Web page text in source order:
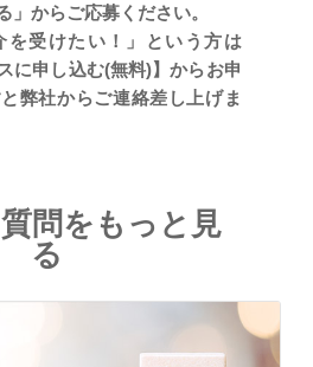
」からご応募ください。
を受けたい！」という方は
に申し込む(無料)】からお申
弊社からご連絡差し上げま
問をもっと見
る